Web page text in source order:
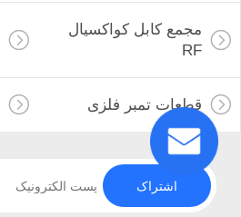
مجمع کابل کواکسیال
RF
قطعات تمبر فلزی
اشتراک